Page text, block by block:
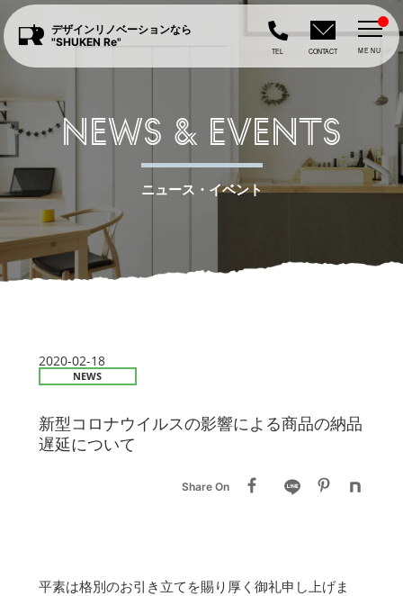
デザインリノベーションなら
"SHUKEN Re"
TEL CONTACT MENU
NEWS & EVENTS
ニュース・イベント
2020-02-18
NEWS
新型コロナウイルスの影響による商品の納品
遅延について
Share On
平素は格別のお引き立てを賜り厚く御礼申し上げま